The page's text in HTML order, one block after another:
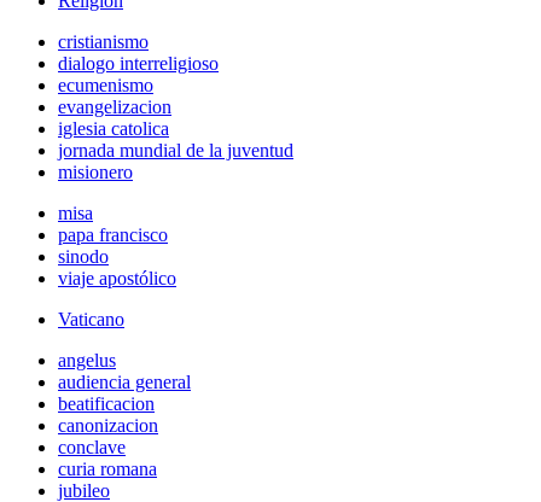
cristianismo
dialogo interreligioso
ecumenismo
evangelizacion
iglesia catolica
jornada mundial de la juventud
misionero
misa
papa francisco
sinodo
viaje apostólico
Vaticano
angelus
audiencia general
beatificacion
canonizacion
conclave
curia romana
jubileo